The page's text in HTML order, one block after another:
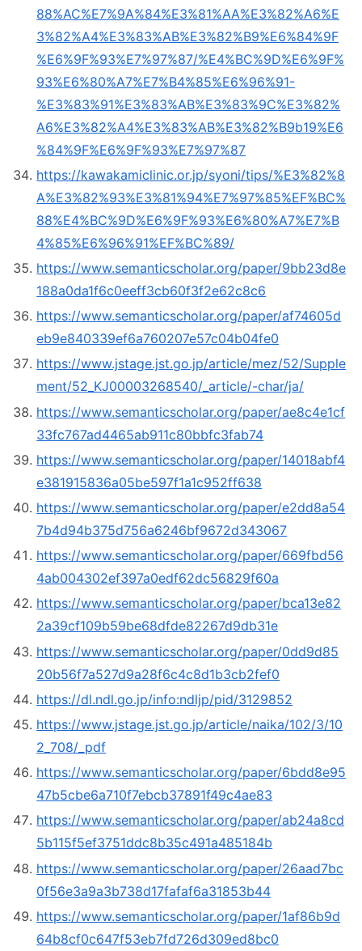
88%AC%E7%9A%84%E3%81%AA%E3%82%A6%E
3%82%A4%E3%83%AB%E3%82%B9%E6%84%9F
%E6%9F%93%E7%97%87/%E4%BC%9D%E6%9F%
93%E6%80%A7%E7%B4%85%E6%96%91-
%E3%83%91%E3%83%AB%E3%83%9C%E3%82%
A6%E3%82%A4%E3%83%AB%E3%82%B9b19%E6
%84%9F%E6%9F%93%E7%97%87
https://kawakamiclinic.or.jp/syoni/tips/%E3%82%8
A%E3%82%93%E3%81%94%E7%97%85%EF%BC%
88%E4%BC%9D%E6%9F%93%E6%80%A7%E7%B
4%85%E6%96%91%EF%BC%89/
https://www.semanticscholar.org/paper/9bb23d8e
188a0da1f6c0eeff3cb60f3f2e62c8c6
https://www.semanticscholar.org/paper/af74605d
eb9e840339ef6a760207e57c04b04fe0
https://www.jstage.jst.go.jp/article/mez/52/Supple
ment/52_KJ00003268540/_article/-char/ja/
https://www.semanticscholar.org/paper/ae8c4e1cf
33fc767ad4465ab911c80bbfc3fab74
https://www.semanticscholar.org/paper/14018abf4
e381915836a05be597f1a1c952ff638
https://www.semanticscholar.org/paper/e2dd8a54
7b4d94b375d756a6246bf9672d343067
https://www.semanticscholar.org/paper/669fbd56
4ab004302ef397a0edf62dc56829f60a
https://www.semanticscholar.org/paper/bca13e82
2a39cf109b59be68dfde82267d9db31e
https://www.semanticscholar.org/paper/0dd9d85
20b56f7a527d9a28f6c4c8d1b3cb2fef0
https://dl.ndl.go.jp/info:ndljp/pid/3129852
https://www.jstage.jst.go.jp/article/naika/102/3/10
2_708/_pdf
https://www.semanticscholar.org/paper/6bdd8e95
47b5cbe6a710f7ebcb37891f49c4ae83
https://www.semanticscholar.org/paper/ab24a8cd
5b115f5ef3751ddc8b35c491a485184b
https://www.semanticscholar.org/paper/26aad7bc
0f56e3a9a3b738d17fafaf6a31853b44
https://www.semanticscholar.org/paper/1af86b9d
64b8cf0c647f53eb7fd726d309ed8bc0